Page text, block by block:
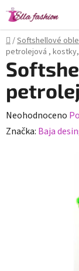
Přejít
na
obsah
Domů
/Softshellové
petrolejová ,
Průměrné
hodnocení
Neohodnoceno
Značka: Baja